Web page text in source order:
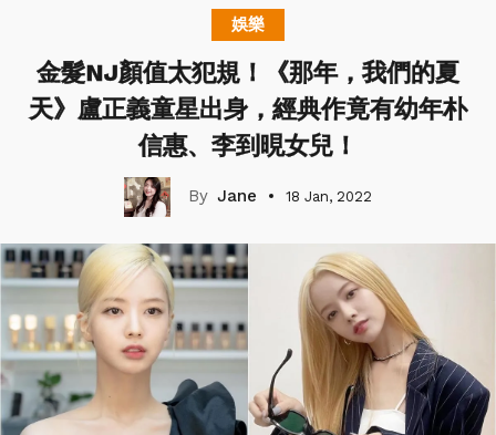
娛樂
金髮NJ顏值太犯規！《那年，我們的夏
天》盧正義童星出身，經典作竟有幼年朴
信惠、李到晛女兒！
Jane 18 Jan, 2022